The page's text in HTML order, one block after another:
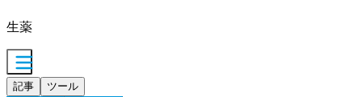
生薬
記事 ツール